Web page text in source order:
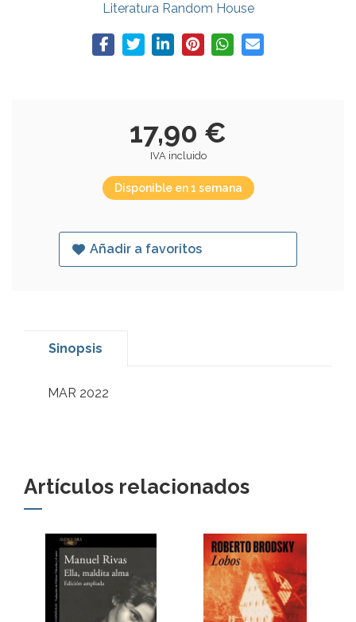
Literatura Random House
17,90 €
IVA incluido
Disponible en 1 semana
Añadir a favoritos
Sinopsis
MAR 2022
Artículos relacionados